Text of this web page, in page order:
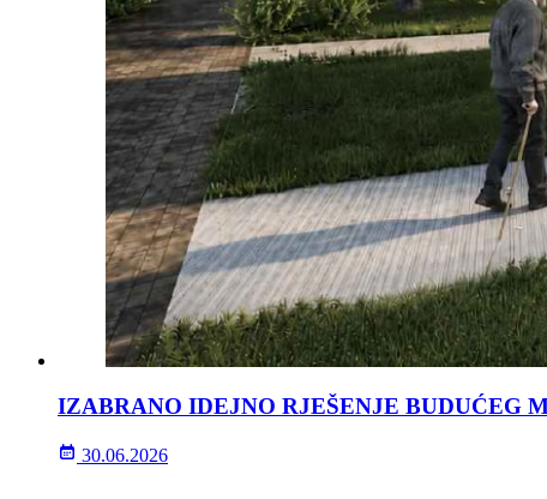
IZABRANO IDEJNO RJEŠENJE BUDUĆEG
30.06.2026